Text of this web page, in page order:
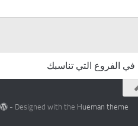
في الفروع التي تناسبك
- Designed with the Hueman theme